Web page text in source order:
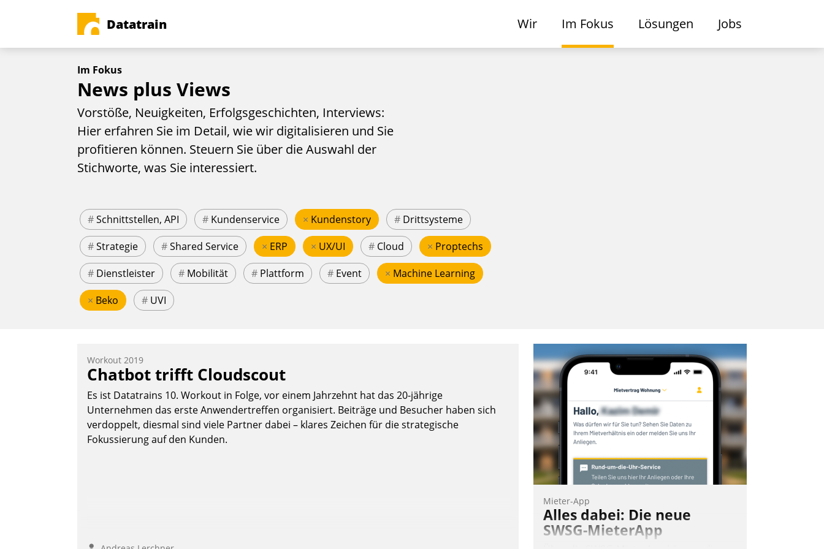
Datatrain Wir Im Fokus Lösungen Jobs
Im Fokus
News plus Views
Vorstöße, Neuigkeiten, Erfolgsgeschichten, Interviews:
Hier erfahren Sie im Detail, wie wir digitalisieren und Sie
profitieren können. Steuern Sie über die Auswahl der
Stichworte, was Sie interessiert.
#Schnittstellen, API # Kundenservice × Kundenstory # Drittsysteme
#Strategie #Shared Service × ERP × UX/UI # Cloud × Proptechs
# Dienstleister # Mobilität # Plattform # Event × Machine Learning
× Beko # UVI
Workout 2019
Chatbot trifft Cloudscout
Es ist Datatrains 10. Workout in Folge, vor einem Jahrzehnt hat das 20-jährige
Unternehmen das erste Anwendertreffen organisiert. Beiträge und Besucher haben sich
verdoppelt, diesmal sind viele Partner dabei – klares Zeichen für die strategische
Fokussierung auf den Kunden.
Mieter-App
Alles dabei: Die neue
SWSG-MieterApp